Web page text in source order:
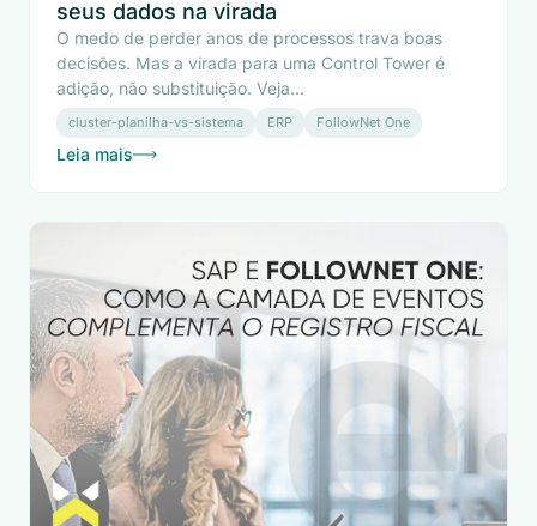
seus dados na virada
O medo de perder anos de processos trava boas
decisões. Mas a virada para uma Control Tower é
adição, não substituição. Veja...
cluster-planilha-vs-sistema ERP FollowNet One
Leia mais